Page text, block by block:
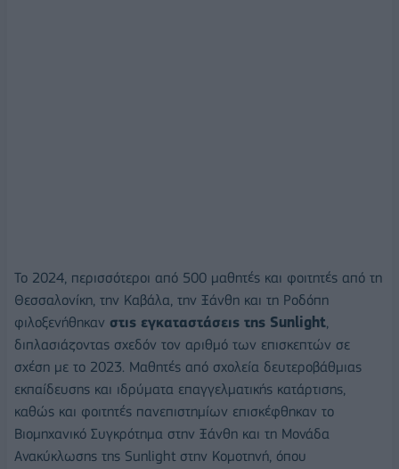
Το 2024, περισσότεροι από 500 μαθητές και φοιτητές από τη
Θεσσαλονίκη, την Καβάλα, την Ξάνθη και τη Ροδόπη
φιλοξενήθηκαν στις εγκαταστάσεις της Sunlight,
διπλασιάζοντας σχεδόν τον αριθμό των επισκεπτών σε
σχέση με το 2023. Μαθητές από σχολεία δευτεροβάθμιας
εκπαίδευσης και ιδρύματα επαγγελματικής κατάρτισης,
καθώς και φοιτητές πανεπιστημίων επισκέφθηκαν το
Βιομηχανικό Συγκρότημα στην Ξάνθη και τη Μονάδα
Ανακύκλωσης της Sunlight στην Κομοτηνή, όπου